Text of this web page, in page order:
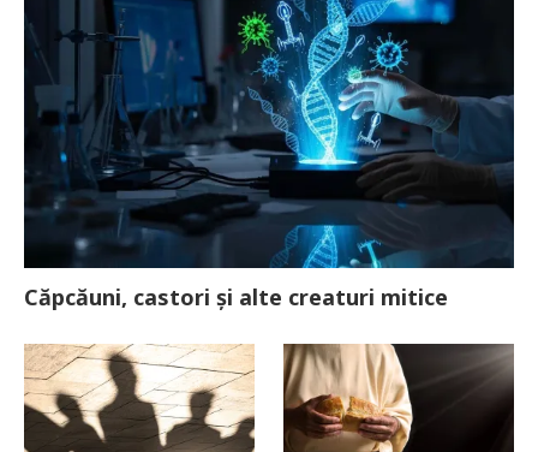
Căpcăuni, castori și alte creaturi mitice